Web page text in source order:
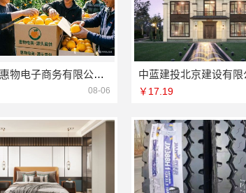
湖北省惠物电子商务有限公司：高效生鲜食品服务商价格一览
08-06 ￥17.19